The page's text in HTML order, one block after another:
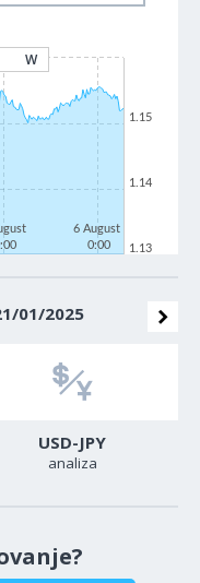
W
6 August
0:00
1.13
1.14
1.15
01/2025
USD-JPY
analiza